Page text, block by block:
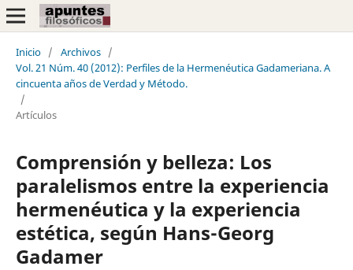
Inicio / Archivos /
Vol. 21 Núm. 40 (2012): Perfiles de la Hermenéutica Gadameriana. A
cincuenta años de Verdad y Método.
/
Artículos
Comprensión y belleza: Los
paralelismos entre la experiencia
hermenéutica y la experiencia
estética, según Hans-Georg
Gadamer